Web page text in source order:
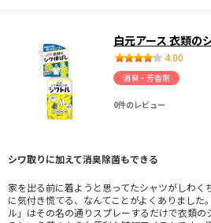
白元アース 衣類の
4.00
消臭・芳香剤
0件のレビュー
シワ取りに加えて消臭除菌もできる
家を出る前に着ようと思ってたシャツがしわく
に気付き慌てる、なんてことがよくありました
ル」はその名の通りスプレーするだけで衣類の